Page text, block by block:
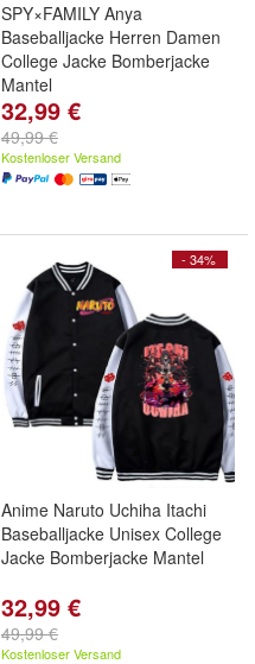
SPY×FAMILY Anya
Baseballjacke Herren Damen
College Jacke Bomberjacke
Mantel
32,99 €
49,99 €
Kostenloser Versand
- 34%
Anime Naruto Uchiha Itachi
Baseballjacke Unisex College
Jacke Bomberjacke Mantel
32,99 €
49,99 €
Kostenloser Versand